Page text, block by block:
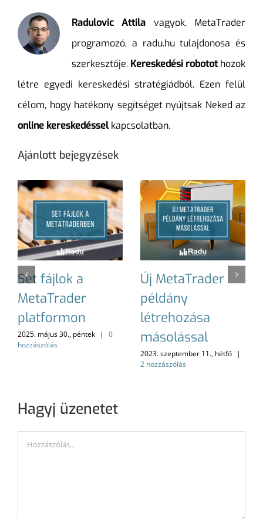
Radulovic Attila vagyok, MetaTrader
programozó, a radu.hu tulajdonosa és
szerkesztője. Kereskedési robotothozok
létre egyedi kereskedési stratégiádból. Ezen felül
célom, hogy hatékony segítséget nyújtsak Neked az
online kereskedésselkapcsolatban.
Ajánlott bejegyzések
Set fájlok a
MetaTrader
platformon
2025. május 30., péntek |
0
hozzászólás
Új MetaTrader
példány
létrehozása
másolással
2023. szeptember 11., hétfő |
2 hozzászólás
Hagyj üzenetet
Hozzászólás